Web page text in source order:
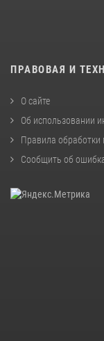
ПРАВОВАЯ И
О сайте
Об использовании
Правила
Сообщить об